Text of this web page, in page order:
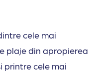
cele mai
plaje din apropierea
printre cele mai